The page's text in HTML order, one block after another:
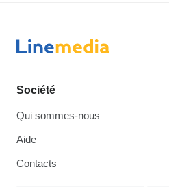
Société
Qui sommes-nous
Aide
Contacts